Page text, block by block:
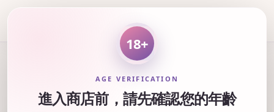
18+
AGE VERIFICATION
進入商店前，請先確認您的年齡
開放補尾款商品區